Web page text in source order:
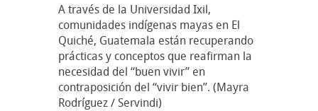
A través de la Universidad Ixil,
comunidades indígenas mayas en El
Quiché, Guatemala están recuperando
prácticas y conceptos que reafirman la
necesidad del “buen vivir” en
contraposición del “vivir bien”. (Mayra
Rodríguez / Servindi)